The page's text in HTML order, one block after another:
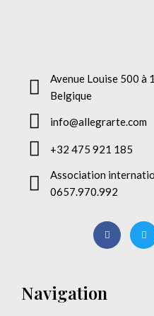
Avenue Louise 500 à
Belgique
info@allegrarte.com
+32 475 921 185
Association
0657.970.992
Navigation